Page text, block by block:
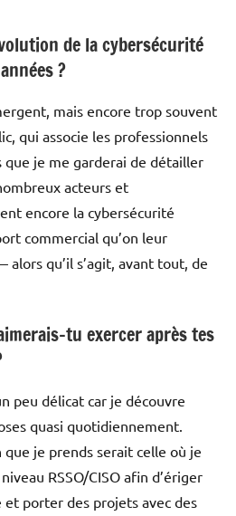
de la cybersécurité
?
mais encore trop souvent
qui associe les professionnels
que je me garderai de détailler
acteurs et
encore la cybersécurité
commercial qu’on leur
qu’il s’agit, avant tout, de
tu exercer après tes
peu délicat car je découvre
quasi quotidiennement.
je prends serait celle où je
RSSO/CISO afin d’ériger
porter des projets avec des